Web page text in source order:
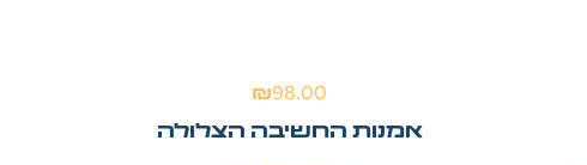
₪98.00
אמנות החשיבה הצלולה